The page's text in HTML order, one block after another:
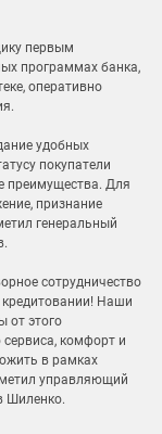
первым
программах банка,
оперативно
удобных
покупатели
преимущества. Для
признание
генеральный
сотрудничество
Наши
от этого
комфорт и
в рамках
управляющий
Шиленко.